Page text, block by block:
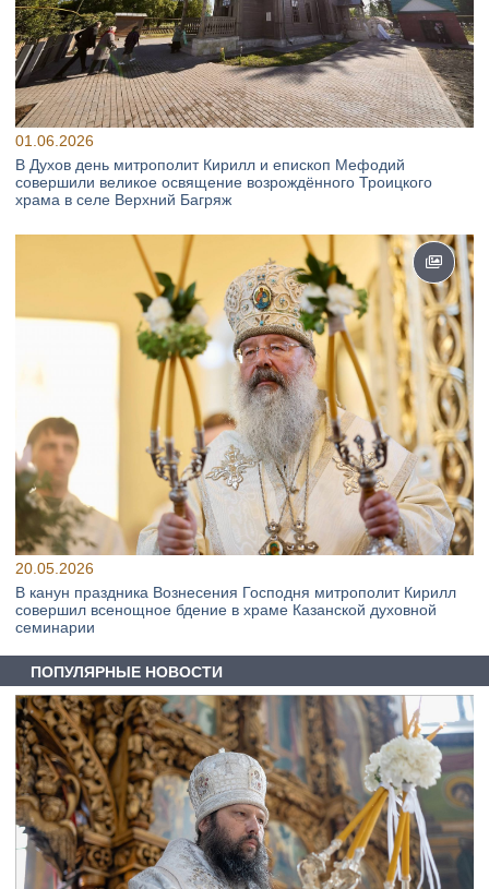
01.06.2026
В Духов день митрополит Кирилл и епископ Мефодий
совершили великое освящение возрождённого Троицкого
храма в селе Верхний Багряж
20.05.2026
В канун праздника Вознесения Господня митрополит Кирилл
совершил всенощное бдение в храме Казанской духовной
семинарии
ПОПУЛЯРНЫЕ НОВОСТИ